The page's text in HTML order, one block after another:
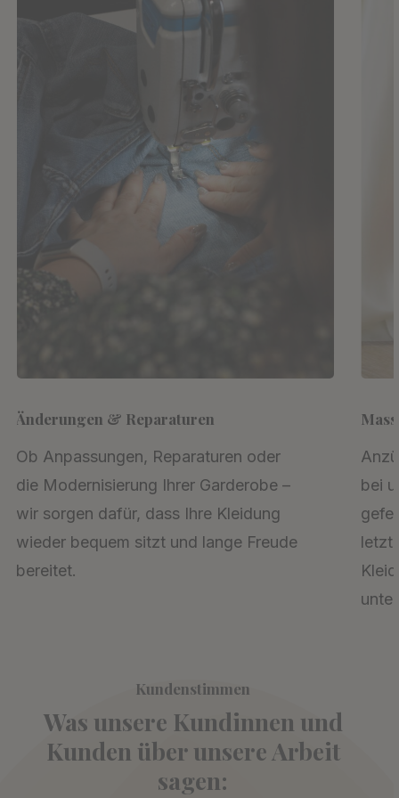
Änderungen & Reparaturen
Ob Anpassungen, Reparaturen oder
die Modernisierung Ihrer Garderobe –
wir sorgen dafür, dass Ihre Kleidung
wieder bequem sitzt und lange Freude
bereitet.
bei
Kundenstimmen
Was unsere Kundinnen und
Kunden über unsere Arbeit
sagen: